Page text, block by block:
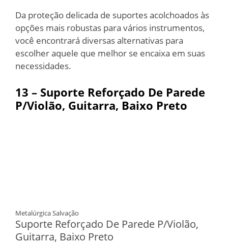
Da proteção delicada de suportes acolchoados às
opções mais robustas para vários instrumentos,
você encontrará diversas alternativas para
escolher aquele que melhor se encaixa em suas
necessidades.
13 – Suporte Reforçado De Parede
P/Violão, Guitarra, Baixo Preto
Metalúrgica Salvação
Suporte Reforçado De Parede P/Violão,
Guitarra, Baixo Preto